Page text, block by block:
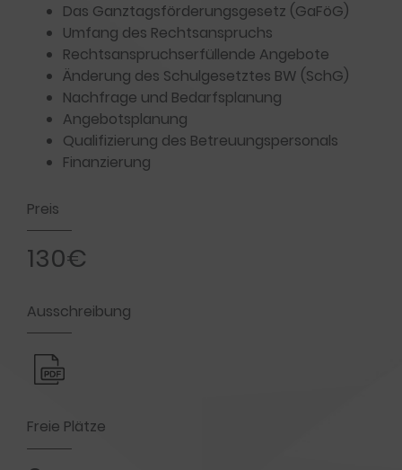
Das Ganztagsförderungsgesetz (GaFöG)
Umfang des Rechtsanspruchs
Rechtsanspruchserfüllende Angebote
Änderung des Schulgesetztes BW (SchG)
Nachfrage und Bedarfsplanung
Angebotsplanung
Qualifizierung des Betreuungspersonals
Finanzierung
Preis
130€
Ausschreibung
Freie Plätze